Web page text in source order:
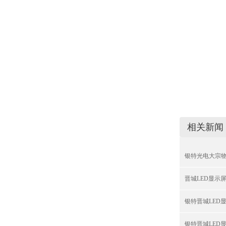
相关新闻
银特光电大宗
晋城LED显示
银特晋城LED
银特晋城LED